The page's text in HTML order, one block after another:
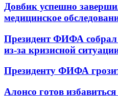
Довбик успешно
медицинское
Президент ФИФА собрал
из-за кризисной
Президенту ФИФА
Алонсо готов